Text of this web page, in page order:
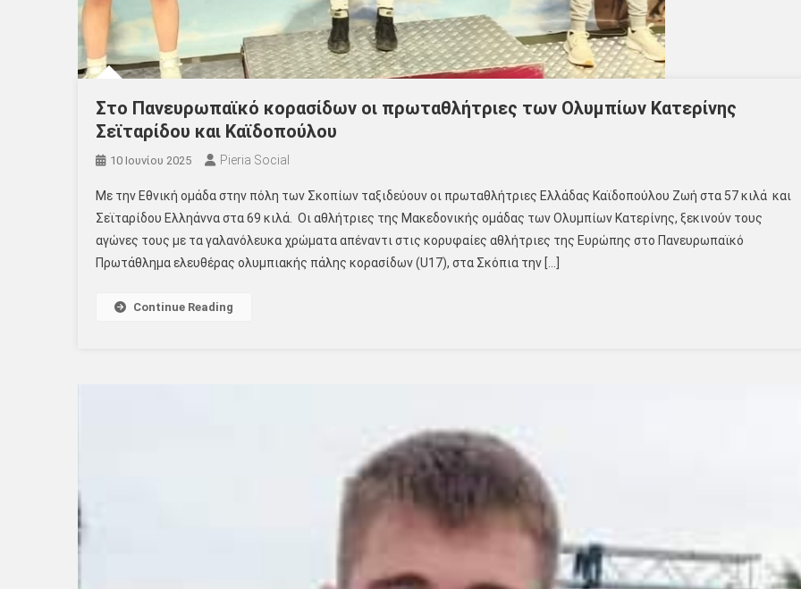
Στο Πανευρωπαϊκό κορασίδων οι πρωταθλήτριες των Ολυμπίων Κατερίνης
Σεϊταρίδου και Καϊδοπούλου
10 Ιουνίου 2025 Pieria Social
Με την Εθνική ομάδα στην πόλη των Σκοπίων ταξιδεύουν οι πρωταθλήτριες Ελλάδας Καϊδοπούλου Ζωή στα 57 κιλά και
Σεϊταρίδου Ελληάννα στα 69 κιλά. Οι αθλήτριες της Μακεδονικής ομάδας των Ολυμπίων Κατερίνης, ξεκινούν τους
αγώνες τους με τα γαλανόλευκα χρώματα απέναντι στις κορυφαίες αθλήτριες της Ευρώπης στο Πανευρωπαϊκό
Πρωτάθλημα ελευθέρας ολυμπιακής πάλης κορασίδων (U17), στα Σκόπια την […]
Continue Reading